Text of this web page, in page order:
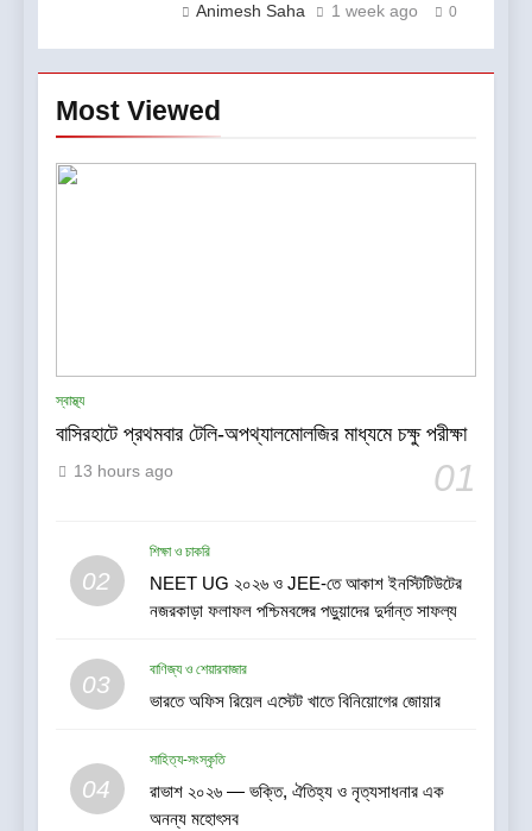
Animesh Saha 1 week ago 0
Most Viewed
স্বাস্থ্য
বাসিরহাটে প্রথমবার টেলি-অপথ্যালমোলজির মাধ্যমে চক্ষু পরীক্ষা
01
13 hours ago
02
শিক্ষা ও চাকরি
NEET UG ২০২৬ ও JEE-তে আকাশ ইনস্টিটিউটের
নজরকাড়া ফলাফল পশ্চিমবঙ্গের পড়ুয়াদের দুর্দান্ত সাফল্য
03
বাণিজ্য ও শেয়ারবাজার
ভারতে অফিস রিয়েল এস্টেট খাতে বিনিয়োগের জোয়ার
04
সাহিত্য-সংস্কৃতি
রাভাশ ২০২৬ — ভক্তি, ঐতিহ্য ও নৃত্যসাধনার এক
অনন্য মহোৎসব
সাহিত্য-সংস্কৃতি
6
Cover’—প্লাইউডের ওপর ভারতের
7
গড়িয়াহাটে ঐতিহ্য-প্রাণিত ফ্ল্যাগশিপ
জহুরী
আন্তর্জাতিক খেতাবজয়ী ক্ষুদে দাবাড়ুদের
সম্বর্ধনা দিলো ডিব্যেন্দু বারুয়া চেস